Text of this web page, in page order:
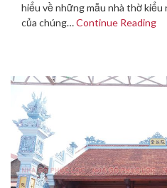
hiểu về những mẫu nhà thờ
của chúng…Continue Reading